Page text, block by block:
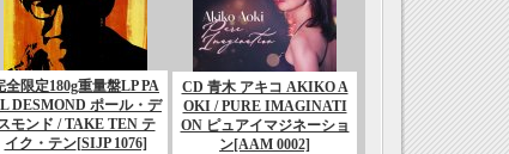
全限定180g重量盤LP PA
DESMOND ポール・デ
モンド / TAKE TEN テ
イク・テン[SIJP 1076]
CD 青木 アキコ AKIKO A
OKI / PURE IMAGINATI
ON ピュアイマジネーショ
ン[AAM 0002]